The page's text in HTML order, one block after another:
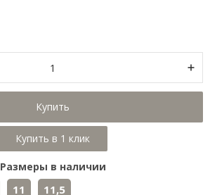
Купить
Размеры в наличии
11 11,5